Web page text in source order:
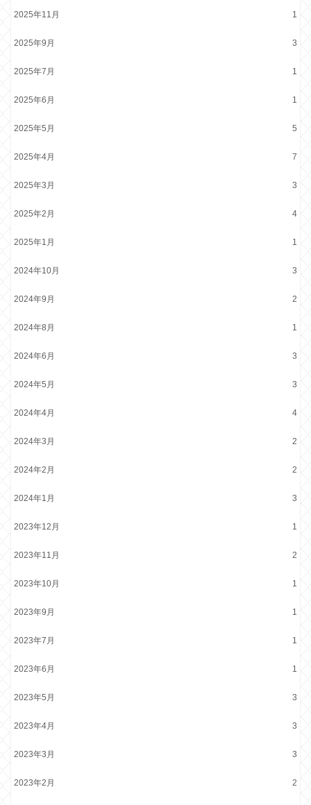
2025年11月 1
2025年9月 3
2025年7月 1
2025年6月 1
2025年5月 5
2025年4月 7
2025年3月 3
2025年2月 4
2025年1月 1
2024年10月 3
2024年9月 2
2024年8月 1
2024年6月 3
2024年5月 3
2024年4月 4
2024年3月 2
2024年2月 2
2024年1月 3
2023年12月 1
2023年11月 2
2023年10月 1
2023年9月 1
2023年7月 1
2023年6月 1
2023年5月 3
2023年4月 3
2023年3月 3
2023年2月 2